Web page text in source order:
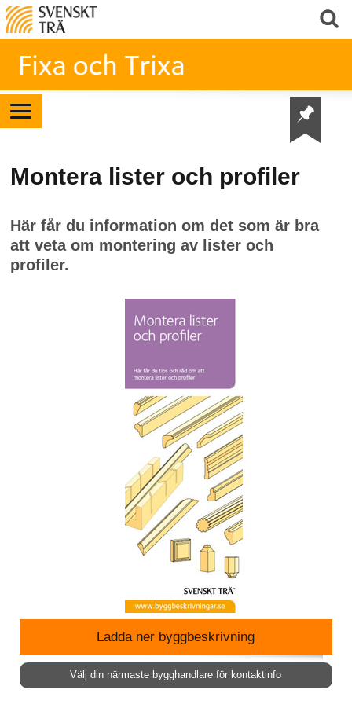
Montera lister och profiler
Här får du information om det som är bra
att veta om montering av lister och
profiler.
Ladda ner byggbeskrivning
Välj din närmaste bygghandlare för kontaktinfo